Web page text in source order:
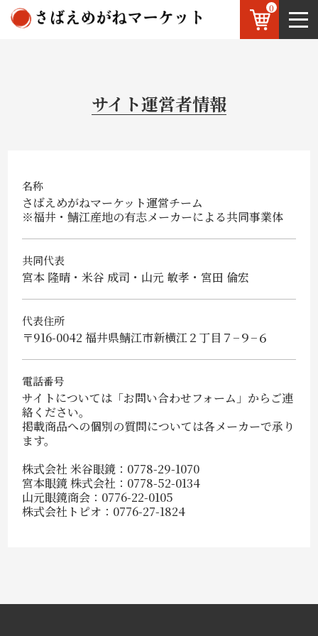
鯖江のめがね
お知らせ
JP/EN
0
サイト運営者情報
名称
さばえめがねマーケット運営チーム
※福井・鯖江産地の有志メーカーによる共同事業体
共同代表
宮本 隆晴・米谷 成司・山元 敏孝・宮田 倫宏
代表住所
〒916-0042 福井県鯖江市新横江２丁目７−９−６
電話番号
サイトについては 「お問い合わせフォーム」 からご連
絡ください。
掲載商品への個別の質問については各メーカーで承り
ます。
株式会社 米谷眼鏡：0778-29-1070
宮本眼鏡 株式会社：0778-52-0134
山元眼鏡商会：0776-22-0105
株式会社トピオ：0776-27-1824